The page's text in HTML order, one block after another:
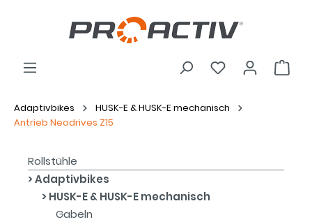
Adaptivbikes
HUSK-E & HUSK-E mechanisch
Antrieb Neodrives Z15
Rollstühle
Adaptivbikes
HUSK-E & HUSK-E mechanisch
Gabeln